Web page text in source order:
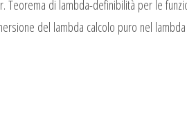
di lambda-definibilità per le
del lambda calcolo puro nel